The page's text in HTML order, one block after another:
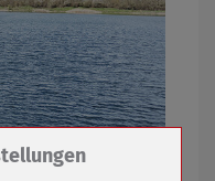
Cookies /